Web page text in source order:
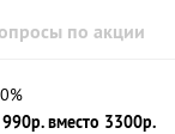
по акции
990р. вместо 3300р.